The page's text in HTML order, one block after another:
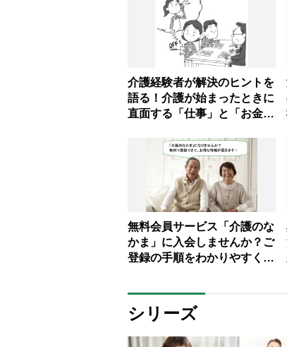
介護経験者が解決のヒントを
語る！介護が始まったときに
直面する「仕事」と「お金」
無料会員サービス「介護のな
かま」に入会しませんか？ご
登録の手順をわかりやすく解
シリーズ